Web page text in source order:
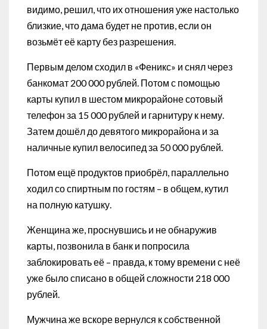
видимо, решил, что их отношения уже настолько
близкие, что дама будет не против, если он
возьмёт её карту без разрешения.
Первым делом сходил в «Феникс» и снял через
банкомат 200 000 рублей. Потом с помощью
карты купил в шестом микрорайоне сотовый
телефон за 15 000 рублей и гарнитуру к нему.
Затем дошёл до девятого микрорайона и за
наличные купил велосипед за 50 000 рублей.
Потом ещё продуктов приобрёл, параллельно
ходил со спиртным по гостям – в общем, кутил
на полную катушку.
Женщина же, проснувшись и не обнаружив
карты, позвонила в банк и попросила
заблокировать её – правда, к тому времени с неё
уже было списано в общей сложности 218 000
рублей.
Мужчина же вскоре вернулся к собственной